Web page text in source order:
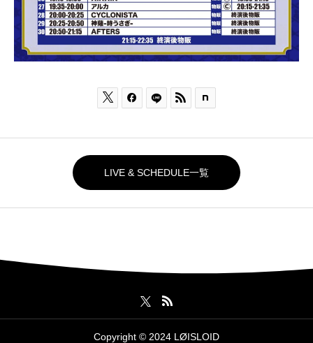
  
LIVE & SCHEDULE一覧
Copyright © 2024 LØISLOID